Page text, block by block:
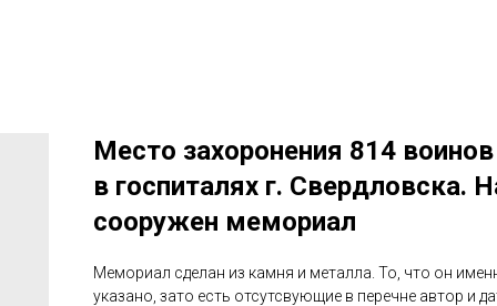
Место захоронения 814
в госпиталях г. Свердловска.
сооружен мемориал
Мемориал сделан из камня и металла. То, что он
указано, зато есть отсутсвующие в перечне автор и